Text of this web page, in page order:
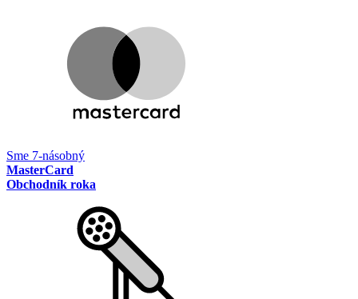
Sme 7-násobný
MasterCard
Obchodník roka